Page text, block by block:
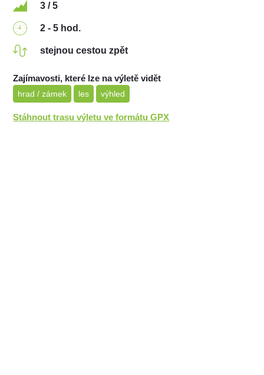
3 / 5
2 - 5 hod.
stejnou cestou zpět
Zajímavosti, které lze na výletě vidět
hrad / zámek les výhled
Stáhnout trasu výletu ve formátu GPX